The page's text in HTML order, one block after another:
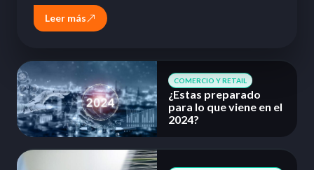
Leer más
COMERCIO Y RETAIL
¿Estas preparado
para lo que viene en el
2024?